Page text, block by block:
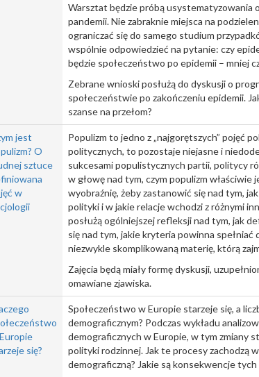
Warsztat będzie próbą usystematyzowania
pandemii. Nie zabraknie miejsca na
ograniczać się do samego studium
wspólnie odpowiedzieć na pytanie: czy
będzie społeczeństwo po epidemii – mniej
Zebrane wnioski posłużą do dyskusji o
społeczeństwie po zakończeniu epidemii.
szanse na przełom?
jest
O
sztuce
w
Populizm to jedno z „najgorętszych” pojęć
politycznych, to pozostaje niejasne i
sukcesami populistycznych partii, politycy
w głowę nad tym, czym populizm
wyobraźnię, żeby zastanowić się nad tym,
polityki i w jakie relacje wchodzi z różnymi
posłużą ogólniejszej refleksji nad tym, jak
się nad tym, jakie kryteria powinna
niezwykle skomplikowaną materię, którą
Zajęcia będą miały formę dyskusji,
omawiane zjawiska.
się?
Społeczeństwo w Europie starzeje się, a
demograficznym? Podczas wykładu
demograficznych w Europie, w tym zmiany
polityki rodzinnej. Jak te procesy zachodzą
demograficzną? Jakie są konsekwencje tych